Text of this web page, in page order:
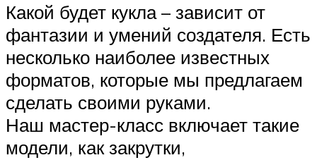
Какой будет кукла – зависит от
фантазии и умений создателя. Есть
несколько наиболее известных
форматов, которые мы предлагаем
сделать своими руками.
Наш мастер-класс включает такие
модели, как закрутки,